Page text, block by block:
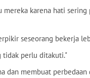
mereka karena hati
seseorang bekerja
tidak perlu ditakuti."
dan membuat